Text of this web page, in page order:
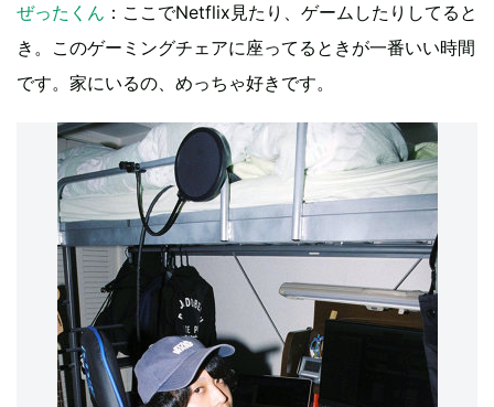
ぜったくん ：ここでNetflix見たり、ゲームしたりしてると
き。このゲーミングチェアに座ってるときが一番いい時間
です。家にいるの、めっちゃ好きです。